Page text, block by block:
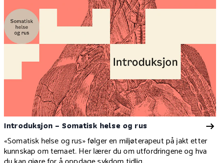
Introduksjon – Somatisk helse og rus
«Somatisk helse og rus» følger en miljøterapeut på jakt etter
kunnskap om temaet. Her lærer du om utfordringene og hva